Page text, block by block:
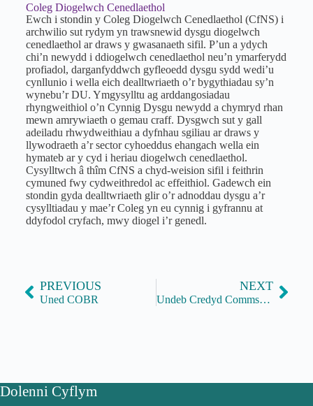
Coleg Diogelwch Cenedlaethol
Ewch i stondin y Coleg Diogelwch Cenedlaethol (CfNS) i
archwilio sut rydym yn trawsnewid dysgu diogelwch
cenedlaethol ar draws y gwasanaeth sifil. P’un a ydych
chi’n newydd i ddiogelwch cenedlaethol neu’n ymarferydd
profiadol, darganfyddwch gyfleoedd dysgu sydd wedi’u
cynllunio i wella eich dealltwriaeth o’r bygythiadau sy’n
wynebu’r DU. Ymgysylltu ag arddangosiadau
rhyngweithiol o’n Cynnig Dysgu newydd a chymryd rhan
mewn amrywiaeth o gemau craff. Dysgwch sut y gall
adeiladu rhwydweithiau a dyfnhau sgiliau ar draws y
llywodraeth a’r sector cyhoeddus ehangach wella ein
hymateb ar y cyd i heriau diogelwch cenedlaethol.
Cysylltwch â thîm CfNS a chyd-weision sifil i feithrin
cymuned fwy cydweithredol ac effeithiol. Gadewch ein
stondin gyda dealltwriaeth glir o’r adnoddau dysgu a’r
cysylltiadau y mae’r Coleg yn eu cynnig i gyfrannu at
ddyfodol cryfach, mwy diogel i’r genedl.
PREVIOUS
Uned COBR
NEXT
Undeb Credyd Commsave
Dolenni Cyflym